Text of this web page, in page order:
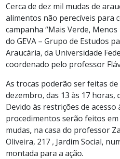
Cerca de dez mil mudas de
alimentos não perecíveis para
campanha “Mais Verde,
do GEVA – Grupo de Estudos
Araucária, da Universidade
coordenado pelo professor
As trocas poderão ser feitas
dezembro, das 13 às 17 horas,
Devido às restrições de acesso
procedimentos serão feitos
mudas, na casa do professor
Oliveira, 217 , Jardim Social,
montada para a ação.